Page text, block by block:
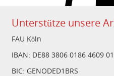
Unterstütze unsere
FAU Köln
IBAN: DE88 3806 0186 4609
BIC: GENODED1BRS